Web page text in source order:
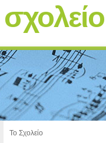
Το Σχολείο